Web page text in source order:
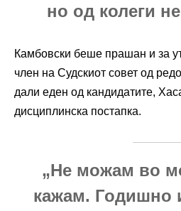
но од колеги
Камбовски беше прашан и за
член на Судскиот совет од
дали еден од кандидатите,
дисциплинска постапка.
„Не можам во
кажам. Годишно